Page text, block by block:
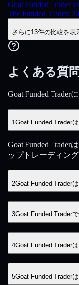
Goat Funded Trader
The Funded Trader:
さらに13件の比較を表
よくある質問
Goat Funded Trader
1Goat Funded Trader
Goat Funded Trader
ップトレーディン
2Goat Funded Trader
3Goat Funded Trader
4Goat Funded Trader
5Goat Funded Trader